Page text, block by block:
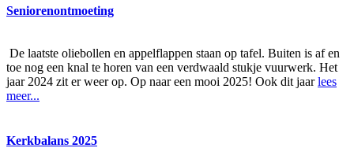
Seniorenontmoeting
De laatste oliebollen en appelflappen staan op tafel. Buiten is af en
toe nog een knal te horen van een verdwaald stukje vuurwerk. Het
jaar 2024 zit er weer op. Op naar een mooi 2025! Ook dit jaarlees
meer...
Kerkbalans 2025